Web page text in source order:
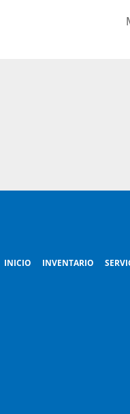
Nota: La máquina está
INICIO INVENTARIO